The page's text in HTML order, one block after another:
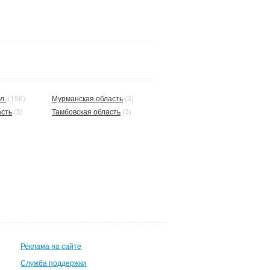
(156)
(3)
Мурманская область (3)
Тамбовская область (3)
Реклама на сайте
Служба поддержки